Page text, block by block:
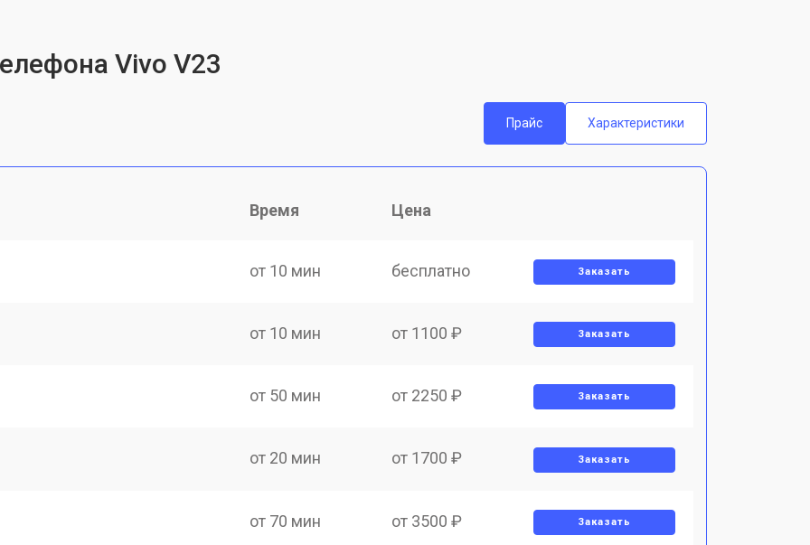
Vivo V23
Прайс
Характеристики
Время Цена
от 10 мин бесплатно Заказать
от 10 мин от 1100 ₽ Заказать
от 50 мин от 2250 ₽ Заказать
от 20 мин от 1700 ₽ Заказать
от 70 мин от 3500 ₽ Заказать